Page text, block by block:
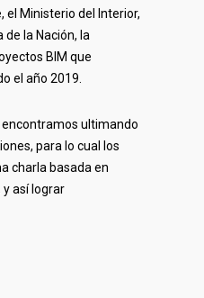
Ministerio del Interior,
de la Nación, la
BIM que
el año 2019.
encontramos ultimando
para lo cual los
charla basada en
y así lograr